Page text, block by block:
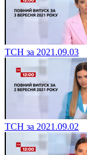
ТСН за 2021.09.03
ТСН за 2021.09.02